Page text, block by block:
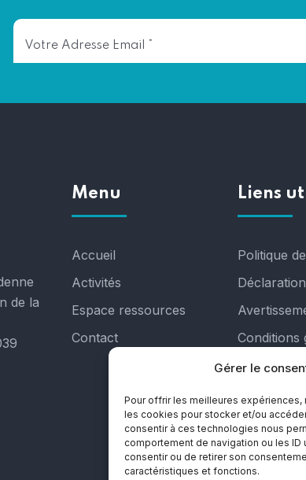
Gérer le
Pour offrir les meilleures
les cookies pour stocker et/ou
consentir à ces technologies nous
comportement de navigation ou les
consentir ou de retirer son
caractéristiques et fonctions.
de la
Menu
Accueil
Activités
Espace ressources
Contact
Liens
Politique
Conditions